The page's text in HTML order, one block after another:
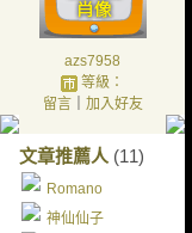
azs7958
等級：
留言｜ 加入好友
文章推薦人 (11)
Romano
神仙仙子